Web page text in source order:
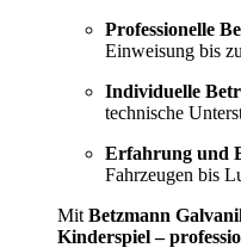
Professionelle
Einweisung bis
Individuelle
technische
Erfahrung und
Fahrzeugen bis
Mit Betzmann
Kinderspiel –